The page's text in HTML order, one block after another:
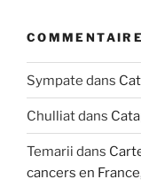
Sympate dans
Chulliatdans
Temarii dans
cancers en